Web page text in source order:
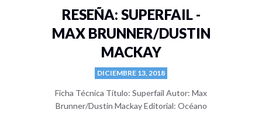
RESEÑA: SUPERFAIL -
MAX BRUNNER/DUSTIN
MACKAY
DICIEMBRE 13, 2018
Ficha Técnica Título: Superfail Autor: Max
Brunner/Dustin Mackay Editorial: Océano